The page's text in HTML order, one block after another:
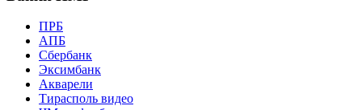
ПРБ
АПБ
Сбербанк
Эксимбанк
Акварели
Тирасполь видео